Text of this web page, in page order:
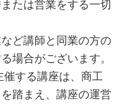
たは営業をする一切
ど講師と同業の方の
場合がございます。
催する講座は、商工
踏まえ、講座の運営